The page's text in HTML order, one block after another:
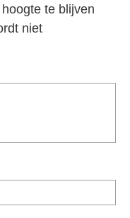
te blijven
niet